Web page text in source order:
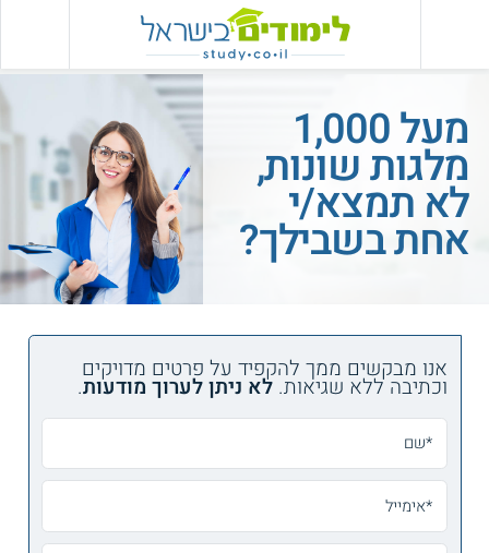
מעל 1,000
מלגות שונות,
לא תמצא/י
אחת בשבילך?
אנו מבקשים ממך להקפיד על פרטים מדויקים
וכתיבה ללא שגיאות. לא ניתן לערוך מודעות.
*שם
*אימייל